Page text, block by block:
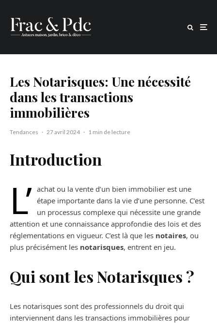
Les Notarisques: Une nécessité
dans les transactions
immobilières
Tendances · 27 avril 2024 · 1 min de lecture
Introduction
L’ achat ou la vente d’un bien immobilier est une
étape importante dans la vie d’une personne. C’est
un processus complexe qui nécessite une grande
attention et une connaissance approfondie des lois et des
réglementations en vigueur. C’est là que les notaires, ou
plus précisément les notarisques, entrent en jeu.
Qui sont les Notarisques ?
Les notarisques sont des professionnels du droit qui
interviennent dans les transactions immobilières pour